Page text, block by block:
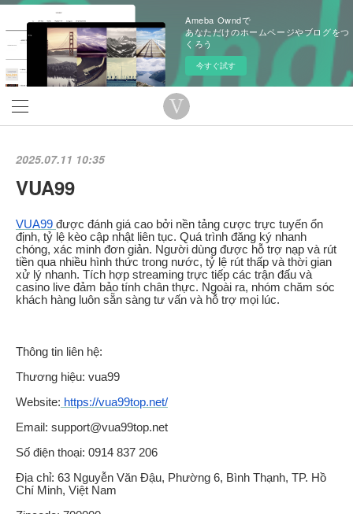
Ameba Owndで
あなただけのホームページやブログをつ
くろう
今すぐ試す
2025.07.11 10:35
VUA99